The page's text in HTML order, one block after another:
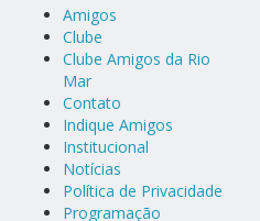
Amigos
Clube
Clube Amigos da Rio
Mar
Contato
Indique Amigos
Institucional
Notícias
Política de Privacidade
Programação